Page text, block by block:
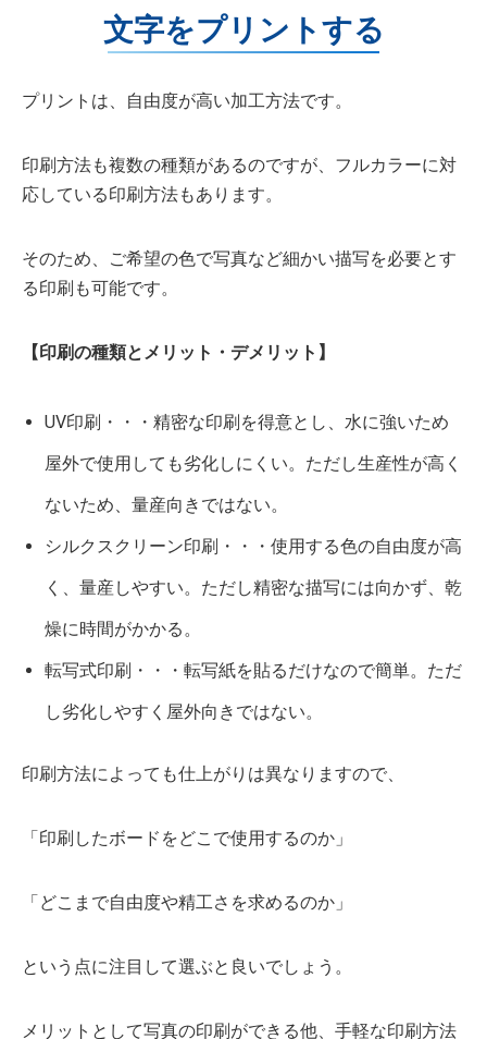
文字をプリントする
プリントは、自由度が高い加工方法です。
印刷方法も複数の種類があるのですが、フルカラーに対
応している印刷方法もあります。
そのため、ご希望の色で写真など細かい描写を必要とす
る印刷も可能です。
【印刷の種類とメリット・デメリット】
UV印刷・・・精密な印刷を得意とし、水に強いため
屋外で使用しても劣化しにくい。ただし生産性が高く
ないため、量産向きではない。
シルクスクリーン印刷・・・使用する色の自由度が高
く、量産しやすい。ただし精密な描写には向かず、乾
燥に時間がかかる。
転写式印刷・・・転写紙を貼るだけなので簡単。ただ
し劣化しやすく屋外向きではない。
印刷方法によっても仕上がりは異なりますので、
「印刷したボードをどこで使用するのか」
「どこまで自由度や精工さを求めるのか」
という点に注目して選ぶと良いでしょう。
メリットとして写真の印刷ができる他、手軽な印刷方法